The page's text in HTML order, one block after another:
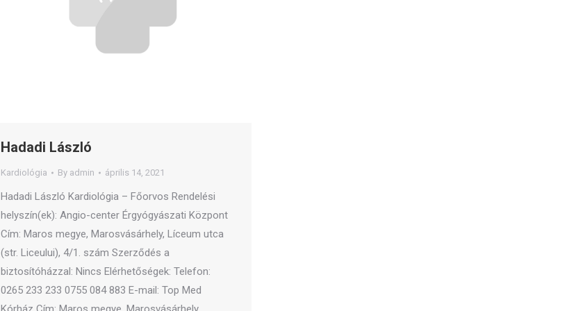
Hadadi László
Kardiológia By admin április 14, 2021
Hadadi László Kardiológia – Főorvos Rendelési
helyszín(ek): Angio-center Érgyógyászati Központ
Cím: Maros megye, Marosvásárhely, Líceum utca
(str. Liceului), 4/1. szám Szerződés a
biztosítóházzal: Nincs Elérhetőségek: Telefon:
0265 233 233 0755 084 883 E-mail: Top Med